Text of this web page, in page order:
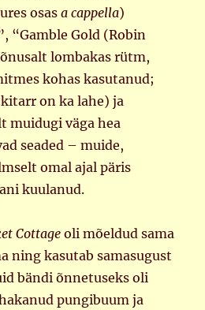
osasa cappella)
“Gamble Gold (Robin
lombakas rütm,
kohas kasutanud;
on ka lahe) ja
muidugi väga hea
seaded – muide,
omal ajal päris
kuulanud.
Cottage oli mõeldud sama
ning kasutab samasugust
bändi õnnetuseks oli
pungibuum ja